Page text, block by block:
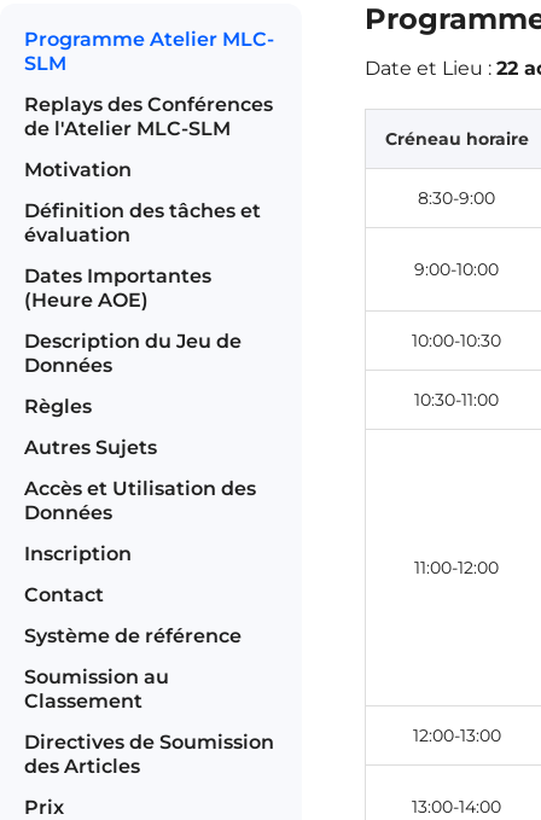
Programme Atelier MLC-
SLM
Replays des Conférences
de l'Atelier MLC-SLM
Motivation
Définition des tâches et
évaluation
Dates Importantes
(Heure AOE)
Description du Jeu de
Données
Règles
Autres Sujets
Accès et Utilisation des
Données
Inscription
Contact
Système de référence
Soumission au
Classement
Directives de Soumission
des Articles
Prix
Date et Lieu : 22
Créneau horaire
8:30-9:00
9:00-10:00
10:00-10:30
10:30-11:00
11:00-12:00
12:00-13:00
13:00-14:00